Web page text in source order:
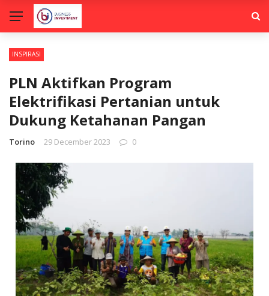
INSPIRASI
PLN Aktifkan Program
Elektrifikasi Pertanian untuk
Dukung Ketahanan Pangan
Torino 29 December 2023 0